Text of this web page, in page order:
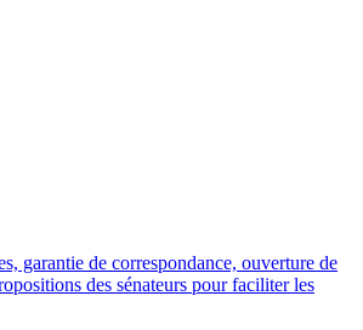
garantie de correspondance, ouverture de
des sénateurs pour faciliter les